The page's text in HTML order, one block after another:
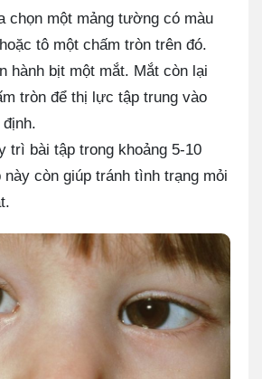
chọn một mảng tường có màu
tô một chấm tròn trên đó.
hành bịt một mắt. Mắt còn lại
tròn để thị lực tập trung vào
trì bài tập trong khoảng 5-10
này còn giúp tránh tình trạng mỏi